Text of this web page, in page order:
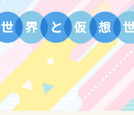
世 界 と 仮 想